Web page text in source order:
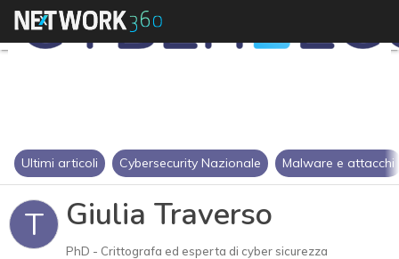
Ultimi articoli Cybersecurity Nazionale Malware e attacchi
T Giulia Traverso
PhD - Crittografa ed esperta di cyber sicurezza